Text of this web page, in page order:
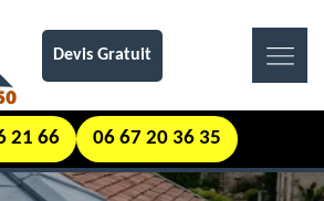
Devis Gratuit
21 66 06 67 20 36 35